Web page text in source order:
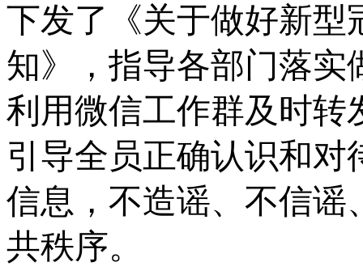
下发了《关于做好新型
知》，指导各部门落实
利用微信工作群及时转
引导全员正确认识和
信息，不造谣、不信谣
共秩序。